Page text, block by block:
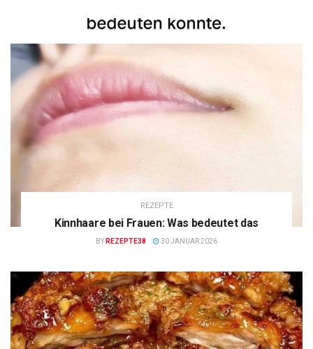
REZEPTE
Kinnhaare bei Frauen: Was bedeutet das
BY REZEPTE38 30 JANUAR 2026